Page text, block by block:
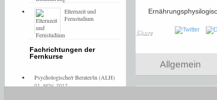
Share
Allgemein
Elternzeit und
Fernstudium
Fachrichtungen der
Fernkurse
Psychologische/r Berater/in (ALH)
01. NOV, 2017